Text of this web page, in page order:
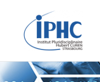
Institut